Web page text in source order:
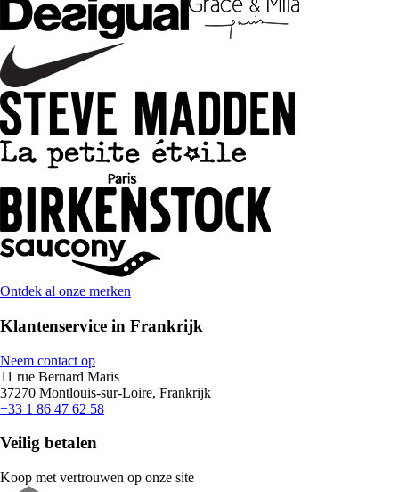
Ontdek al onze merken
Klantenservice in Frankrijk
Neem contact op
11 rue Bernard Maris
37270 Montlouis-sur-Loire, Frankrijk
+33 1 86 47 62 58
Veilig betalen
Koop met vertrouwen op onze site